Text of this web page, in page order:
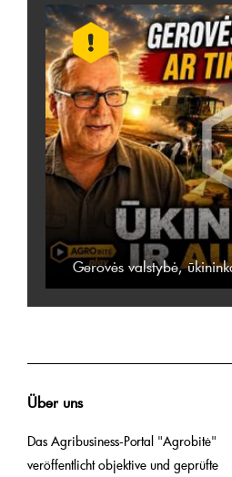
Gerovės valstybė,
Über uns
Das Agribusiness-Portal "Agrobitė"
veröffentlicht objektive und geprüfte